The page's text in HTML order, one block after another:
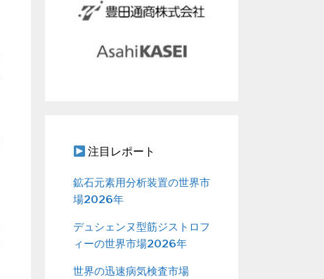
注目レポート
鉱石元素用分析装置の世界市
場2026年
デュシェンヌ型筋ジストロフ
ィーの世界市場2026年
世界の迅速病気検査市場